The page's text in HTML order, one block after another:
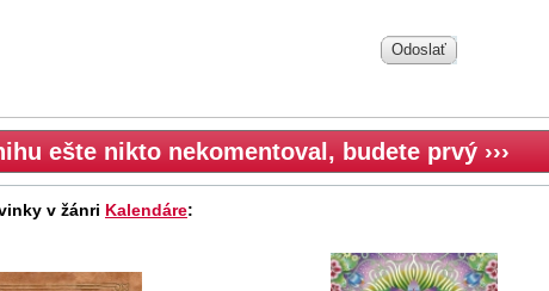
Odoslať
ešte nikto nekomentoval, budete prvý ›››
v žánri Kalendáre: